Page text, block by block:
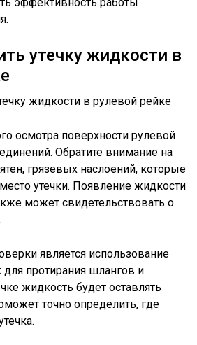
утечку жидкости в
осмотра поверхности рулевой
Обратите внимание на
грязевых наслоений, которые
утечки. Появление жидкости
может свидетельствовать о
является использование
протирания шлангов и
жидкость будет оставлять
точно определить, где